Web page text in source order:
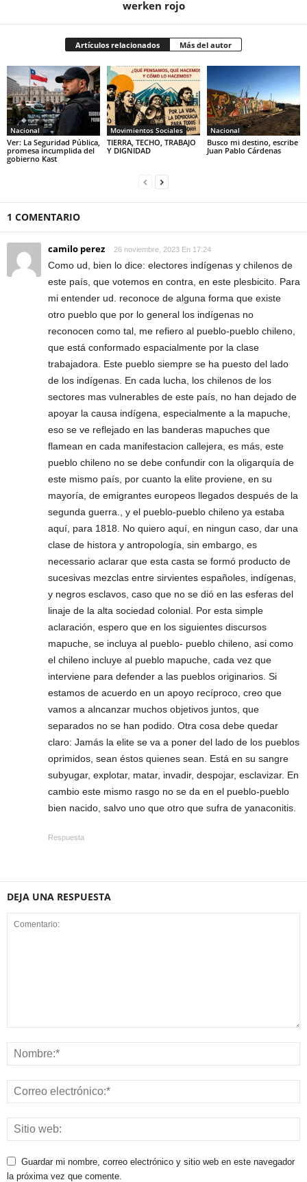
werken rojo
Artículos relacionados Más del autor
Nacional
Ver: La Seguridad Pública,
promesa incumplida del
gobierno Kast
Movimientos Sociales
TIERRA, TECHO, TRABAJO
Y DIGNIDAD
Nacional
Busco mi destino, escribe
Juan Pablo Cárdenas
1 COMENTARIO
camilo perez 26 noviembre, 2023 En 17:24
Como ud, bien lo dice: electores indígenas y chilenos de
este país, que votemos en contra, en este plesbicito. Para
mi entender ud. reconoce de alguna forma que existe
otro pueblo que por lo general los indígenas no
reconocen como tal, me refiero al pueblo-pueblo chileno,
que está conformado espacialmente por la clase
trabajadora. Este pueblo siempre se ha puesto del lado
de los indígenas. En cada lucha, los chilenos de los
sectores mas vulnerables de este país, no han dejado de
apoyar la causa indígena, especialmente a la mapuche,
eso se ve reflejado en las banderas mapuches que
flamean en cada manifestacion callejera, es más, este
pueblo chileno no se debe confundir con la oligarquía de
este mismo país, por cuanto la elite proviene, en su
mayoría, de emigrantes europeos llegados después de la
segunda guerra., y el pueblo-pueblo chileno ya estaba
aquí, para 1818. No quiero aquí, en ningun caso, dar una
clase de histora y antropología, sin embargo, es
necessario aclarar que esta casta se formó producto de
sucesivas mezclas entre sirvientes españoles, indígenas,
y negros esclavos, caso que no se dió en las esferas del
linaje de la alta sociedad colonial. Por esta simple
aclaración, espero que en los siguientes discursos
mapuche, se incluya al pueblo- pueblo chileno, asi como
el chileno incluye al pueblo mapuche, cada vez que
interviene para defender a las pueblos originarios. Si
estamos de acuerdo en un apoyo recíproco, creo que
vamos a alncanzar muchos objetivos juntos, que
separados no se han podido. Otra cosa debe quedar
claro: Jamás la elite se va a poner del lado de los pueblos
oprimidos, sean éstos quienes sean. Está en su sangre
subyugar, explotar, matar, invadir, despojar, esclavizar. En
cambio este mismo rasgo no se da en el pueblo-pueblo
bien nacido, salvo uno que otro que sufra de yanaconitis.
Respuesta
DEJA UNA RESPUESTA
Guardar mi nombre, correo electrónico y sitio web en este navegador
la próxima vez que comente.